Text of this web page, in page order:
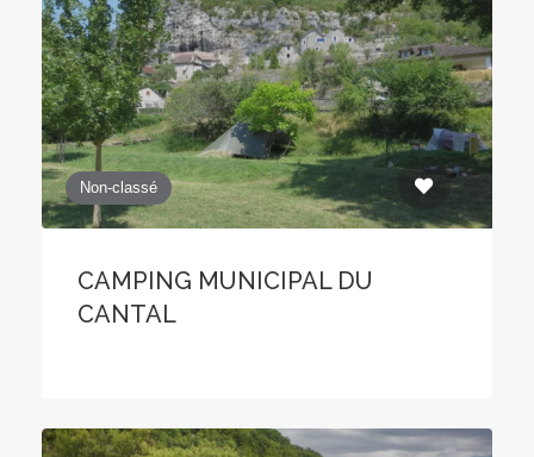
Non-classé
CAMPING MUNICIPAL DU
CANTAL